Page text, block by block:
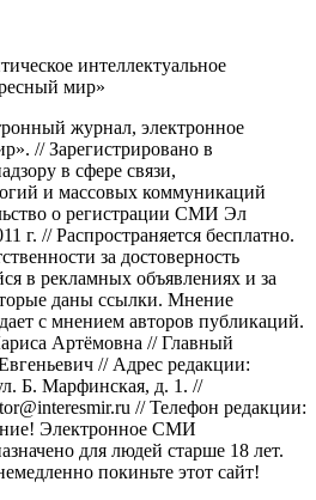
журнал, электронное
// Зарегистрировано в
в сфере связи,
и массовых коммуникаций
о регистрации СМИ Эл
г. // Распространяется бесплатно.
за достоверность
в рекламных объявлениях и за
даны ссылки. Мнение
с мнением авторов публикаций.
Артёмовна // Главный
// Адрес редакции:
Б. Марфинская, д. 1. //
// Телефон редакции:
Электронное СМИ
для людей старше 18 лет.
покиньте этот сайт!